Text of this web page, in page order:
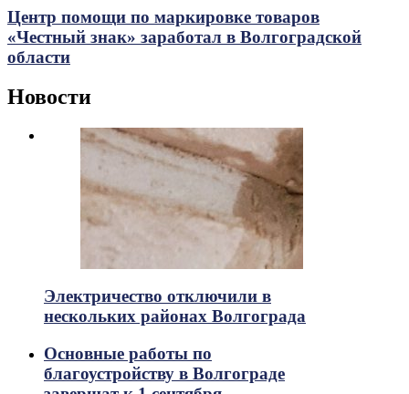
Центр помощи по маркировке товаров
«Честный знак» заработал в Волгоградской
области
Новости
Электричество отключили в
нескольких районах Волгограда
Основные работы по
благоустройству в Волгограде